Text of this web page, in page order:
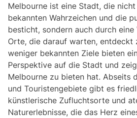
Melbourne ist eine Stadt, die
bekannten Wahrzeichen und die
besticht, sondern auch durch
Orte, die darauf warten, entdeckt
weniger bekannten Ziele bieten
Perspektive auf die Stadt und
Melbourne zu bieten hat. Abseits
und Touristengebiete gibt es
künstlerische Zufluchtsorte und
Naturerlebnisse, die das Herz